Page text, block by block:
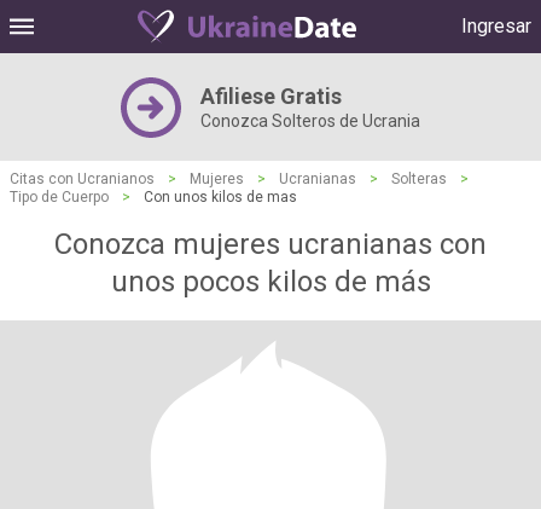
Ingresar
Afiliese Gratis
Conozca Solteros de Ucrania
Citas con Ucranianos > Mujeres > Ucranianas > Solteras
>
Tipo de Cuerpo
> Con unos kilos de mas
Conozca mujeres ucranianas con
unos pocos kilos de más